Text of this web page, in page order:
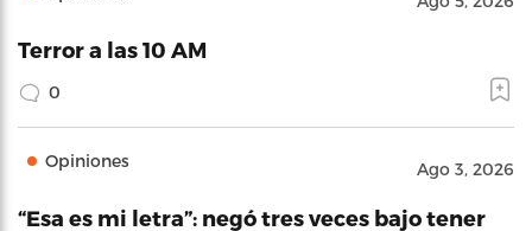
Terror a las 10 AM
0
Opiniones Ago 3, 2026
“Esa es mi letra”: negó tres veces bajo tener